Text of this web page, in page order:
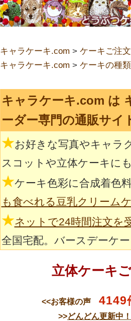
キャラケーキ.com > ケーキご注
キャラケーキ.com > ケーキの種
キャラケーキ.com は
ーダー専門の通販サイ
★お好きな写真やキャラ
スコットや立体ケーキに
★ケーキ色彩に合成着色
も食べれる豆乳クリーム
★ネットで24時間注文を
全国宅配。バースデーケ
立体ケーキ
<<お客様の声 4149
>>どんどん更新中